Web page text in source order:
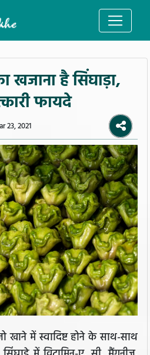
खजाना है सिंघाड़ा,
फायदे
23, 2021
में स्वादिष्ट होने के साथ-साथ